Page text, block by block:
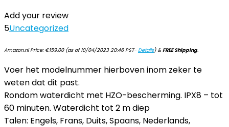
Add your review
5Uncategorized
Amazon.nl Price: €159.00(as of 10/04/2023 20:46 PST-Details)&FREE Shipping.
Voer het modelnummer hierboven inom zeker te
weten dat dit past.
Rondom waterdicht met HZO-bescherming. IPX8 – tot
60 minuten. Waterdicht tot 2 m diep
Talen: Engels, Frans, Duits, Spaans, Nederlands,